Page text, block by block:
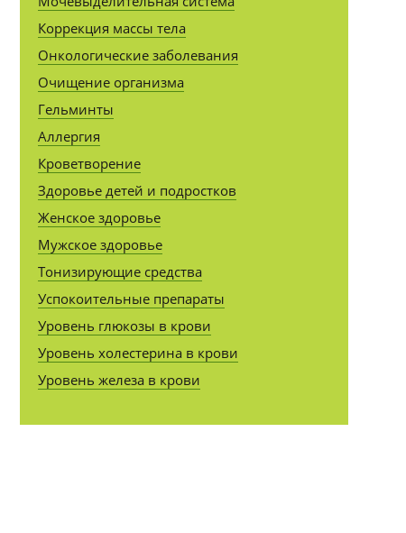
Коррекция массы тела
Онкологические заболевания
Очищение организма
Гельминты
Аллергия
Кроветворение
Здоровье детей и подростков
Женское здоровье
Мужское здоровье
Тонизирующие средства
Успокоительные препараты
Уровень глюкозы в крови
Уровень холестерина в крови
Уровень железа в крови